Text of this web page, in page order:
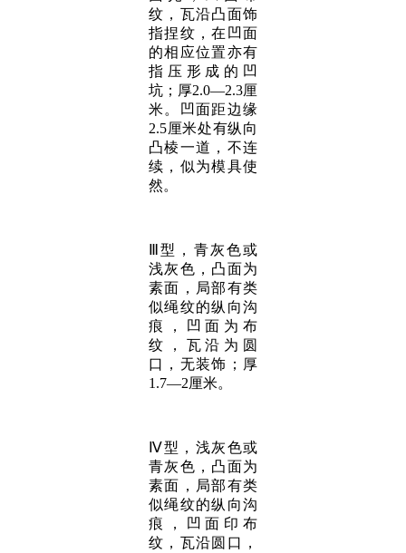
纹，瓦沿凸面饰
指捏纹，在凹面
的相应位置亦有
指压形成的凹
坑；厚2.0—2.3厘
米。凹面距边缘
2.5厘米处有纵向
凸棱一道，不连
续，似为模具使
然。
Ⅲ型，青灰色或
浅灰色，凸面为
素面，局部有类
似绳纹的纵向沟
痕，凹面为布
纹，瓦沿为圆
口，无装饰；厚
1.7—2厘米。
Ⅳ型，浅灰色或
青灰色，凸面为
素面，局部有类
似绳纹的纵向沟
痕，凹面印布
纹，瓦沿圆口，